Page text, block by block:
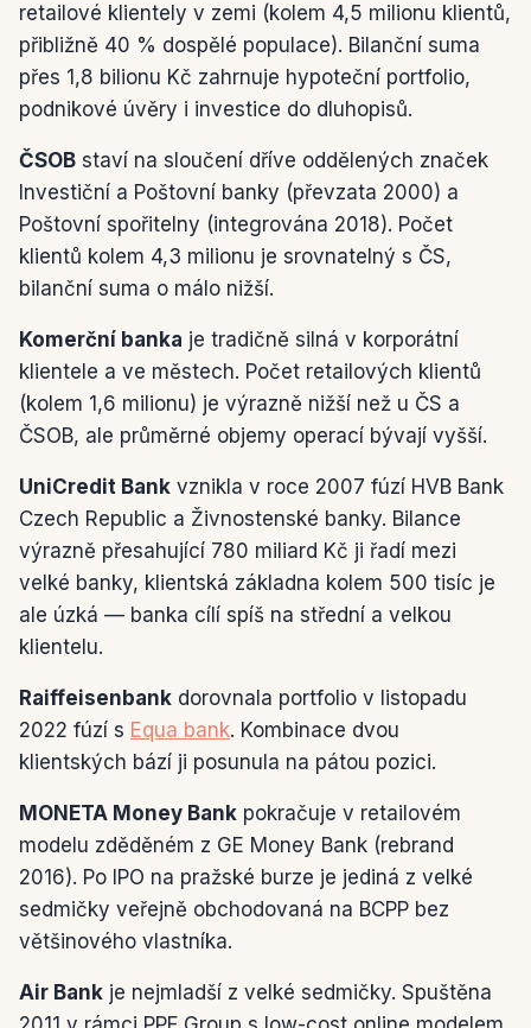
retailové klientely v zemi (kolem 4,5 milionu klientů,
přibližně 40 % dospělé populace). Bilanční suma
přes 1,8 bilionu Kč zahrnuje hypoteční portfolio,
podnikové úvěry i investice do dluhopisů.
ČSOB staví na sloučení dříve oddělených značek
Investiční a Poštovní banky (převzata 2000) a
Poštovní spořitelny (integrována 2018). Počet
klientů kolem 4,3 milionu je srovnatelný s ČS,
bilanční suma o málo nižší.
Komerční banka je tradičně silná v korporátní
klientele a ve městech. Počet retailových klientů
(kolem 1,6 milionu) je výrazně nižší než u ČS a
ČSOB, ale průměrné objemy operací bývají vyšší.
UniCredit Bank vznikla v roce 2007 fúzí HVB Bank
Czech Republic a Živnostenské banky. Bilance
výrazně přesahující 780 miliard Kč ji řadí mezi
velké banky, klientská základna kolem 500 tisíc je
ale úzká — banka cílí spíš na střední a velkou
klientelu.
Raiffeisenbank dorovnala portfolio v listopadu
2022 fúzí s Equa bank. Kombinace dvou
klientských bází ji posunula na pátou pozici.
MONETA Money Bank pokračuje v retailovém
modelu zděděném z GE Money Bank (rebrand
2016). Po IPO na pražské burze je jediná z velké
sedmičky veřejně obchodovaná na BCPP bez
většinového vlastníka.
Air Bank je nejmladší z velké sedmičky. Spuštěna